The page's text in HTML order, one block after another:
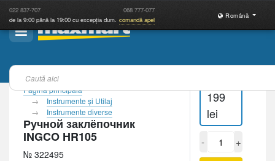
022 837-707 068 777-077
de la 9:00 până la 19:00 cu excepția dum. comandă apel
Română
Pagina principală
Instrumente şi Utilaj
Instrumente diverse
Ручной заклёпочник
INGCO HR105
№ 322495
199
lei
- +